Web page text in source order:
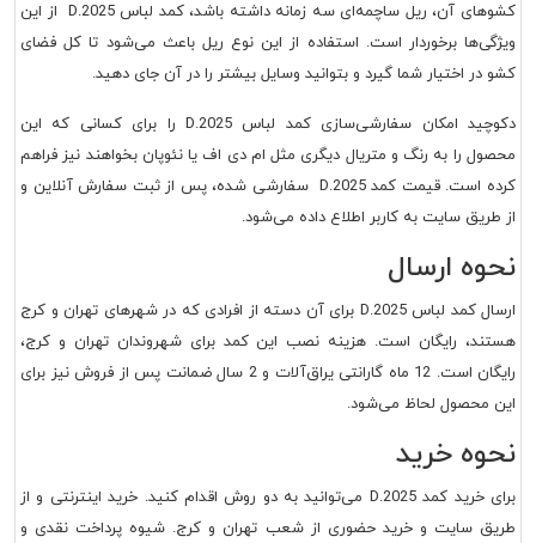
کشوهای آن، ریل ساچمه‌ای سه زمانه داشته باشد، کمد لباس D.2025 از این
ویژگی‌ها برخوردار است. استفاده از این نوع ریل باعث می‌‌شود تا کل فضای
کشو در اختیار شما گیرد و بتوانید وسایل بیشتر را در آن جای دهید.
دکوچید امکان سفارشی‌سازی کمد لباس D.2025 را برای کسانی که این
محصول را به رنگ و متریال دیگری مثل ام دی اف یا نئوپان بخواهند نیز فراهم
کرده است. قیمت کمد D.2025 سفارشی شده، پس از ثبت سفارش آنلاین و
از طریق سایت به کاربر اطلاع داده می‌شود.
نحوه ارسال
ارسال کمد لباس D.2025 برای آن دسته از افرادی که در شهرهای تهران و کرج
هستند، رایگان است. هزینه نصب این کمد برای شهروندان تهران و کرج،
رایگان است. 12 ماه گارانتی یراق‌آلات و 2 سال ضمانت پس از فروش نیز برای
این محصول لحاظ می‌شود.
نحوه خرید
برای خرید کمد D.2025 می‌توانید به دو روش اقدام کنید. خرید اینترنتی و از
طریق سایت و خرید حضوری از شعب تهران و کرج. شیوه پرداخت نقدی و